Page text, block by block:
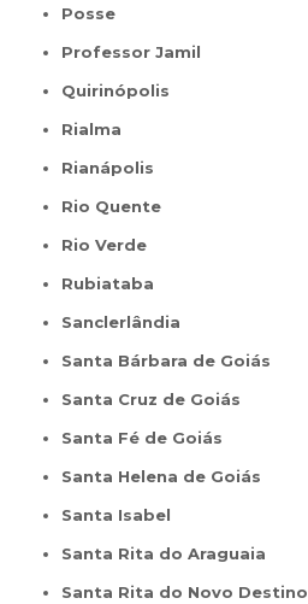
Posse
Professor Jamil
Quirinópolis
Rialma
Rianápolis
Rio Quente
Rio Verde
Rubiataba
Sanclerlândia
Santa Bárbara de Goiás
Santa Cruz de Goiás
Santa Fé de Goiás
Santa Helena de Goiás
Santa Isabel
Santa Rita do Araguaia
Santa Rita do Novo Destino